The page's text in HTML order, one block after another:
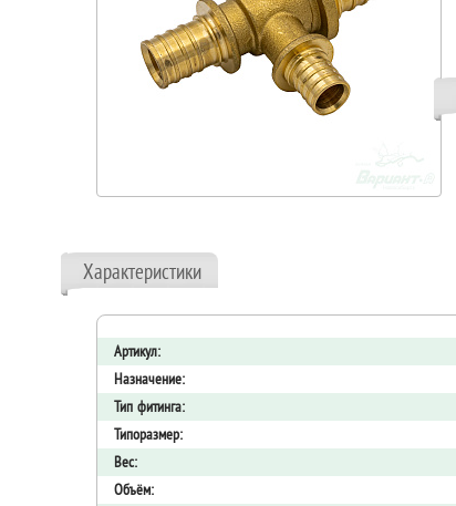
Характеристики
Артикул:
Назначение:
Тип фитинга:
Типоразмер:
Вес:
Объём: